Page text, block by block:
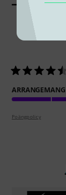
ARRANGEMANG
Poängpolicy